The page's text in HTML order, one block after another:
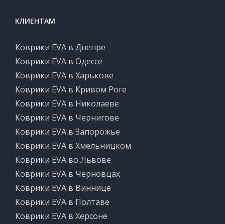
КЛИЕНТАМ
Коврики EVA в Днепре
Коврики EVA в Одессе
Коврики EVA в Харькове
Коврики EVA в Кривом Роге
Коврики EVA в Николаеве
Коврики EVA в Чернигове
Коврики EVA в Запорожье
Коврики EVA в Хмельницком
Коврики EVA во Львове
Коврики EVA в Черновцах
Коврики EVA в Виннице
Коврики EVA в Полтаве
Коврики EVA в Херсоне